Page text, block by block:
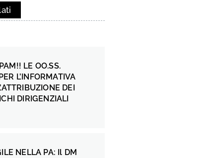
LE OO.SS.
L’INFORMATIVA
DEI
DIRIGENZIALI
NELLA PA: Il DM